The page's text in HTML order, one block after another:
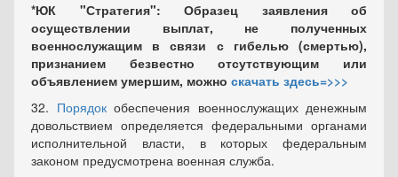
*ЮК "Стратегия": Образец заявления об
осуществлении выплат, не полученных
военнослужащим в связи с гибелью (смертью),
признанием безвестно отсутствующим или
объявлением умершим, можно скачать здесь=>>>
32. Порядокобеспечения военнослужащих денежным
довольствием определяется федеральными органами
исполнительной власти, в которых федеральным
законом предусмотрена военная служба.